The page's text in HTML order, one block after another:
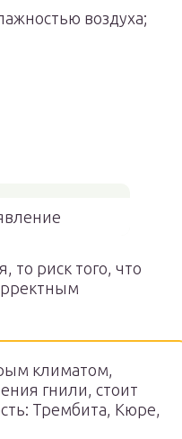
воздуха;
то риск того, что
климатом,
гнили, стоит
Трембита, Кюре,